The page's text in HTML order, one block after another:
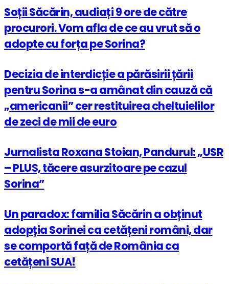
Soții Săcărin, audiați 9 ore de către
procurori. Vom afla de ce au vrut să o
adopte cu forța pe Sorina?
Decizia de interdicție a părăsirii țării
pentru Sorina s-a amânat din cauză că
„americanii” cer restituirea cheltuielilor
de zeci de mii de euro
Jurnalista Roxana Stoian, Pandurul: „USR
– PLUS, tăcere asurzitoare pe cazul
Sorina”
Un paradox: familia Săcărin a obținut
adopția Sorinei ca cetățeni români, dar
se comportă față de România ca
cetățeni SUA!